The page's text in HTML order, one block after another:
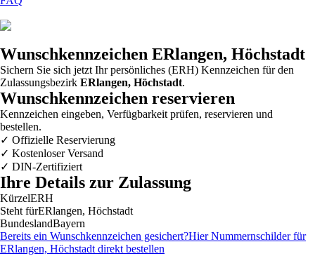
Wunschkennzeichen ERlangen, Höchstadt
Sichern Sie sich jetzt Ihr persönliches (ERH) Kennzeichen für den
Zulassungsbezirk ERlangen, Höchstadt.
Wunschkennzeichen reservieren
Kennzeichen eingeben, Verfügbarkeit prüfen, reservieren und
bestellen.
✓ Offizielle Reservierung
✓ Kostenloser Versand
✓ DIN-Zertifiziert
Ihre Details zur Zulassung
KürzelERH
Steht fürERlangen, Höchstadt
BundeslandBayern
Bereits ein Wunschkennzeichen gesichert?Hier Nummernschilder für
ERlangen, Höchstadt direkt bestellen